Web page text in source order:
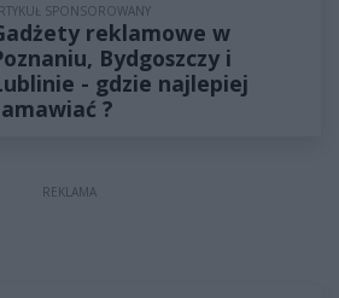
SPONSOROWANY
reklamowe w
Bydgoszczy i
- gdzie najlepiej
?
REKLAMA